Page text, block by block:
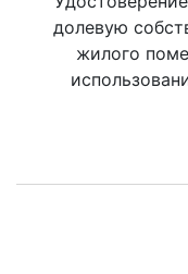
долевую
жилого